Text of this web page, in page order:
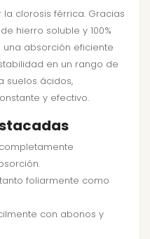
clorosis férrica. Gracias
hierro soluble y 100%
una absorción eficiente
en un rango de
suelos ácidos,
y efectivo.
foliarmente como
con abonos y